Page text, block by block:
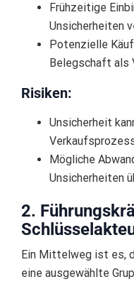
Frühzeitige
Unsicherheiten
Potenzielle
Belegschaft als
Risiken:
Unsicherheit
Mögliche
Unsicherheiten
2.
Ein Mittelweg ist es,
eine ausgewählte